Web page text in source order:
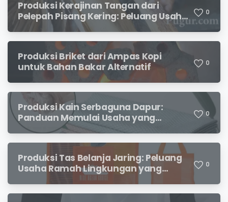
Produksi Kerajinan Tangan dari
Pelepah Pisang Kering: Peluang Usaha
Kreatif Bernilai Jual
0
Produksi Briket dari Ampas Kopi
untuk Bahan Bakar Alternatif
0
Produksi Kain Serbaguna Dapur:
Panduan Memulai Usaha yang
Menjanjikan untuk Pebisnis Pemula
0
Produksi Tas Belanja Jaring: Peluang
Usaha Ramah Lingkungan yang
0